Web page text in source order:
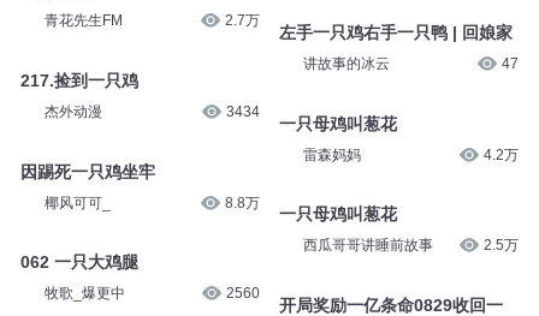
青花先生FM 2.7万
217.捡到一只鸡
杰外动漫 3434
因踢死一只鸡坐牢
椰风可可_ 8.8万
062 一只大鸡腿
牧歌_爆更中 2560
左手一只鸡右手一只鸭 | 回娘家
讲故事的冰云 47
一只母鸡叫葱花
雷森妈妈 4.2万
一只母鸡叫葱花
西瓜哥哥讲睡前故事 2.5万
开局奖励一亿条命0829收回一